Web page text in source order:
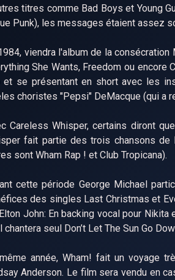
titres comme Bad Boys et Young
Punk), les messages étaient assez
viendra l'album de la
She Wants, Freedom ou
et se présentant en short avec les
choristes "Pepsi" DeMacque (qui a
Careless Whisper, certains diront
fait partie des trois chansons de
sont Wham Rap ! et Club Tropicana).
cette période George Michael
des singles Last Christmas et
John: En backing vocal pour
chantera seul Don’t Let The Sun Go
année, Wham! fait un voyage
Anderson. Le film sera vendu en